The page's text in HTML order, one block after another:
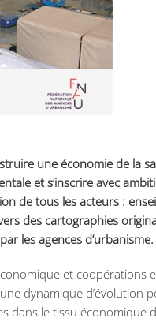
une économie de la
et s’inscrire avec
de tous les acteurs :
des cartographies
les agences d’urbanisme.
et coopérations
dynamique d’évolution
le tissu économique